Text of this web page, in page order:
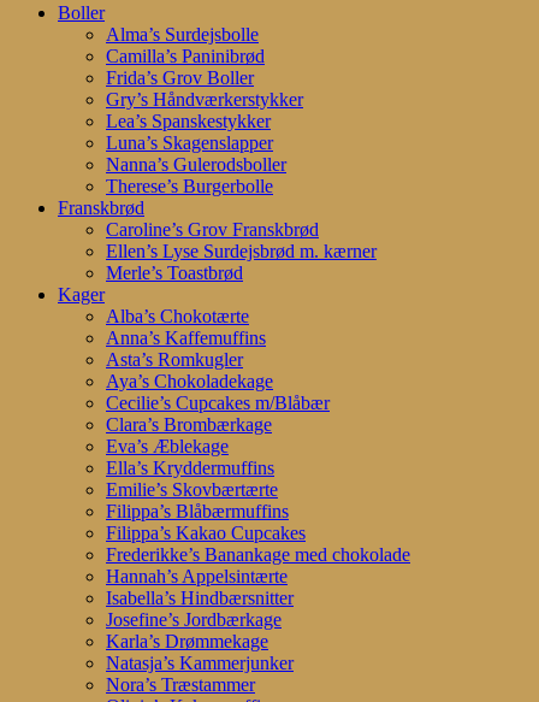
Close
Boller
Alma’s Surdejsbolle
Camilla’s Paninibrød
Frida’s Grov Boller
Gry’s Håndværkerstykker
Lea’s Spanskestykker
Luna’s Skagenslapper
Nanna’s Gulerodsboller
Therese’s Burgerbolle
Franskbrød
Caroline’s Grov Franskbrød
Ellen’s Lyse Surdejsbrød m. kærner
Merle’s Toastbrød
Kager
Alba’s Chokotærte
Anna’s Kaffemuffins
Asta’s Romkugler
Aya’s Chokoladekage
Cecilie’s Cupcakes m/Blåbær
Clara’s Brombærkage
Eva’s Æblekage
Ella’s Kryddermuffins
Emilie’s Skovbærtærte
Filippa’s Blåbærmuffins
Filippa’s Kakao Cupcakes
Frederikke’s Banankage med chokolade
Hannah’s Appelsintærte
Isabella’s Hindbærsnitter
Josefine’s Jordbærkage
Karla’s Drømmekage
Natasja’s Kammerjunker
Nora’s Træstammer